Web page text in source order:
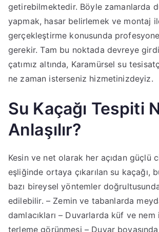
getirebilmektedir. Böyle zamanlarda
yapmak, hasar belirlemek ve montaj
gerçekleştirme konusunda
gerekir. Tam bu noktada devreye
çatımız altında, Karamürsel su
ne zaman isterseniz hizmetinizdeyiz.
Su Kaçağı Tespiti
Anlaşılır?
Kesin ve net olarak her açıdan güçlü
eşliğinde ortaya çıkarılan su kaçağı,
bazı bireysel yöntemler
edilebilir. – Zemin ve tabanlarda
damlacıkları – Duvarlarda küf ve
terleme görünmesi – Duvar